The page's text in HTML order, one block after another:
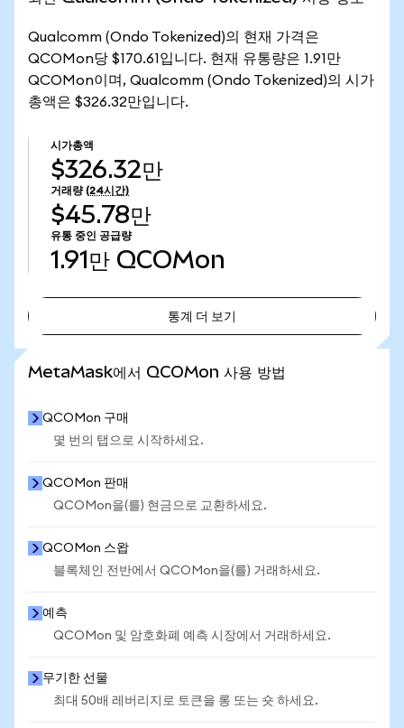
Qualcomm (Ondo Tokenized)의 현재 가격은
QCOMon당 $170.61입니다. 현재 유통량은 1.91만
QCOMon이며, Qualcomm (Ondo Tokenized)의 시가
총액은 $326.32만입니다.
시가총액
$326.32만
거래량 (24시간)
$45.78만
유통 중인 공급량
1.91만 QCOMon
통계 더 보기
MetaMask에서 QCOMon 사용 방법
QCOMon 구매
몇 번의 탭으로 시작하세요.
QCOMon 판매
QCOMon을(를) 현금으로 교환하세요.
QCOMon 스왑
블록체인 전반에서 QCOMon을(를) 거래하세요.
예측
QCOMon 및 암호화폐 예측 시장에서 거래하세요.
무기한 선물
최대 50배 레버리지로 토큰을 롱 또는 숏 하세요.